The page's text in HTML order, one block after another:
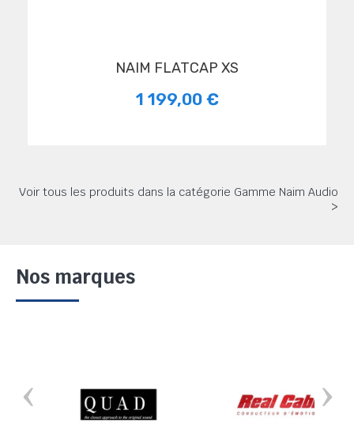
NAIM FLATCAP XS
1 199,00 €
Voir tous les produits dans la catégorie Gamme Naim Audio
>
Nos marques